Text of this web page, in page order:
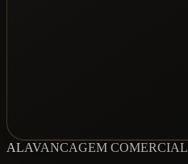
ALAVANCAGEM COMERCIAL